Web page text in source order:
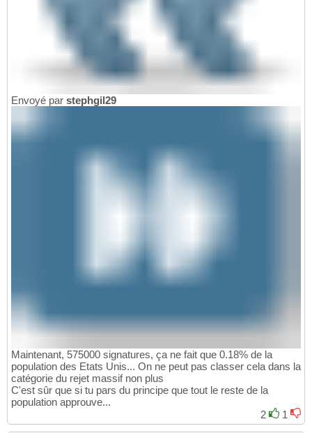
Envoyé par stephgil29
Maintenant, 575000 signatures, ça ne fait que 0.18% de la
population des Etats Unis... On ne peut pas classer cela dans la
catégorie du rejet massif non plus
C'est sûr que si tu pars du principe que tout le reste de la
population approuve...
2
1